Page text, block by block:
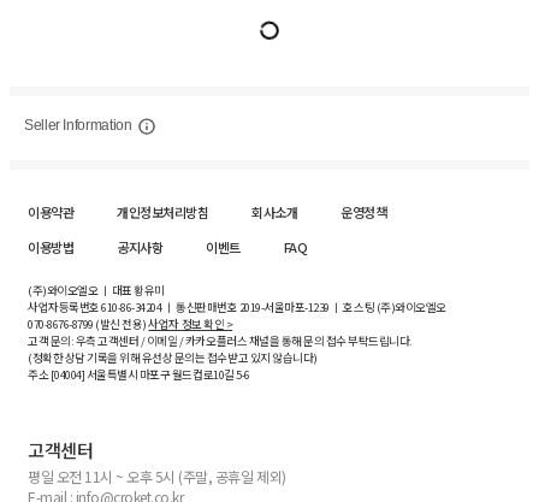
Seller Information
이용약관 개인정보처리방침 회사소개
운영정책
이용방법
공지사항 이벤트 FAQ
(주)와이오엘오 ㅣ 대표 황유미
사업자등록번호610-86-34204ㅣ 통신판매번호 2019-서울마포-1239 ㅣ 호스팅 (주)와이오엘오
070-8676-8799 (발신 전용)사업자 정보 확인 >
고객 문의: 우측 고객센터 / 이메일 / 카카오플러스 채널을 통해 문의 접수 부탁드립니다.
(정확한 상담 기록을 위해 유선상 문의는 접수받고 있지 않습니다)
주소 [04004] 서울특별시 마포구 월드컵로10길5-6
고객센터
평일 오전 11시 ~ 오후 5시 (주말, 공휴일 제외)
E-mail : info@croket.co.kr